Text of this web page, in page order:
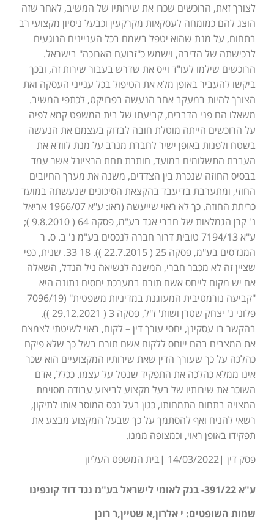
לצורך זאת, הרוכשים שכרו את שירותיו של המשיב, לאחר שזה
הוצג להם כמומחה לעסקאות מקרקעין וכבעל ניסיון מקצועי רב
בתחום, על מנת שהוא יטפל בשמם בכל העניינים הנוגעים
לרכישתה של הדירה, וישמש כ"זרועם הארוכה" בישראל.
הרוכשים שילמו לעו"ד וייס את שדרש בעבור שירות זה, ובכך
ביקשו להעביר באופן מלא את הטיפול בכל ענייני העסקה ואת
הצורך להיות במעקב אחר הנעשה בפרויקט, לכתפי המשיב.
משאלו הם פני הדברים, קביעתו של בית המשפט קמא לפיה
על הרוכשים הייתה מוטלת חובה לבדוק בעצמם את הנעשה
בשטח ולפנות באופן ישיר לחברת מנרב על מנת לוודא את
העברת התשלומים במועד, חותרת תחת הרציונל אשר עמד
בבסיס החוזה שנכרת בין הצדדים, משנה את מערך החיובים
החוזי, ומתערבת בדיעבד בהקצאת הסיכונים שנעשתה במועד
כריתת החוזה. כך לא ראוי שייעשה (ראו: ע"א 1966/07 אריאל
נ' קרן הגמלאות של חברי אגד בע"מ, פסקה 64 ( 9.8.2010 );
ע"א 7194/13 טובית דרור חברה לנכסים בע"מ נ' ב. ס. ר
המנדסים בע"מ, פסקה 25 ( 22.7.2015 )). 18 33. שנית, כפי
שציין זה לא מכבר חברי, המשנה לנשיאה ניל הנדל, השאלה
אם יש מקום לייחס אשם תורם במערכת יחסים נתונה היא
"קביעה נורמטיבית המעוגנת במדיניות משפטית" (7096/19
פלוני נ' יצחק שטרן ושות' ז"ל, פסקה 3 ( 29.12.2021 )).
בהקשר בו עסקינן, יחסי עורך דין – לקוח, ראוי לשיטתי לצמצם
את המצבים בהם ייוחס ללקוח אשם תורם בשל כך שלא פיקח
כהלכה על כך שעורך הדין שאת שירותיו המקצועיים הוא שכר
אינו ממלא כהלכה את התפקיד שנטל על עצמו. ככלל, אדם
השוכר את שירותיו של בעל מקצוע לביצוע עבודה מסוימת
המצויה בתחום התמחותו, כגון בעל נכס המוסר אותו לתיקון,
רשאי להניח ואף להסתמך על כך שבעל המקצוע מבצע את
תפקידו באופן ראוי, וכמצופה ממנו.
פסק דין |14/03/2022 |בית המשפט העליון
ע"א 391/22- בנק לאומי לישראל בע"מ נגד דוד קונפינו
שמות השופטים: י אלרון,א שטיין,ר רונן